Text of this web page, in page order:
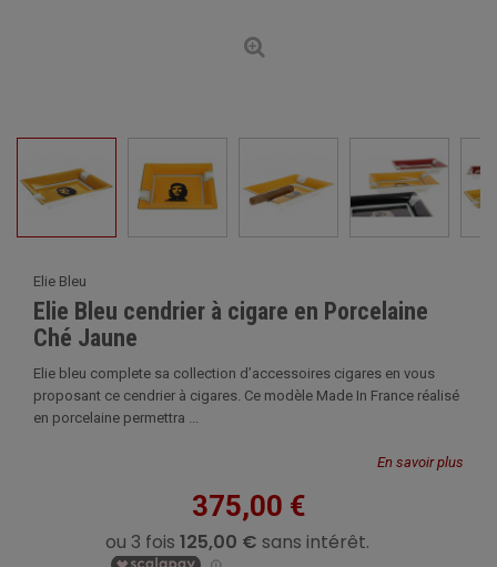
Elie Bleu
Elie Bleu cendrier à cigare en Porcelaine
Ché Jaune
Elie bleu complete sa collection d’accessoires cigares en vous
proposant ce cendrier à cigares. Ce modèle Made In France réalisé
en porcelaine permettra ...
En savoir plus
375,00 €